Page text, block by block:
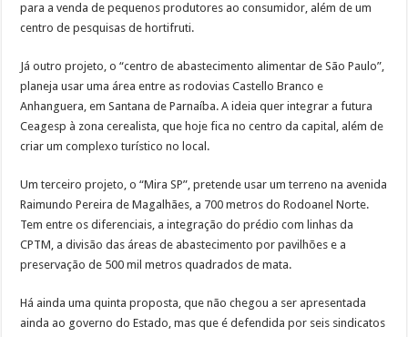
para a venda de pequenos produtores ao consumidor, além de um
centro de pesquisas de hortifruti.
Já outro projeto, o “centro de abastecimento alimentar de São Paulo”,
planeja usar uma área entre as rodovias Castello Branco e
Anhanguera, em Santana de Parnaíba. A ideia quer integrar a futura
Ceagesp à zona cerealista, que hoje fica no centro da capital, além de
criar um complexo turístico no local.
Um terceiro projeto, o “Mira SP”, pretende usar um terreno na avenida
Raimundo Pereira de Magalhães, a 700 metros do Rodoanel Norte.
Tem entre os diferenciais, a integração do prédio com linhas da
CPTM, a divisão das áreas de abastecimento por pavilhões e a
preservação de 500 mil metros quadrados de mata.
Há ainda uma quinta proposta, que não chegou a ser apresentada
ainda ao governo do Estado, mas que é defendida por seis sindicatos